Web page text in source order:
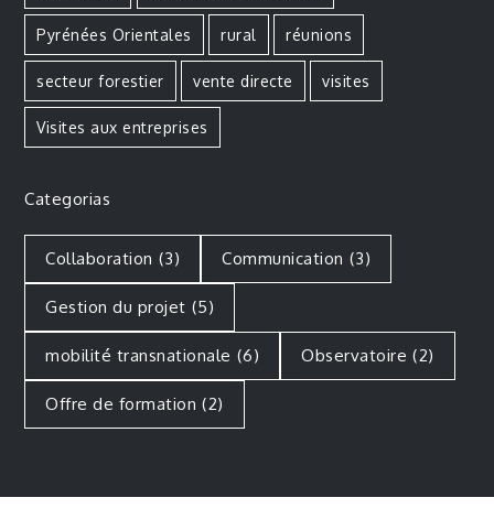
Pyrénées Orientales rural réunions
secteur forestier vente directe visites
Visites aux entreprises
Categorias
Collaboration (3) Communication (3)
Gestion du projet (5)
mobilité transnationale (6) Observatoire (2)
Offre de formation (2)